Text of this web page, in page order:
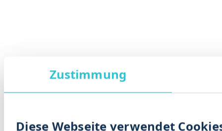
Zustimmung
Diese Webseite verwendet